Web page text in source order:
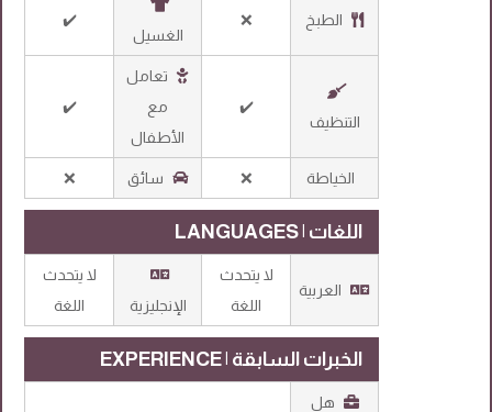
الطبخ
❌
الغسيل
✔️
التنظيف
✔️
تعامل
مع
الأطفال
✔️
الخياطة ❌ سائق ❌
اللغات | LANGUAGES
العربية
لا يتحدث
اللغة
الإنجليزية
لا يتحدث
اللغة
الخبرات السابقة | EXPERIENCE
هل